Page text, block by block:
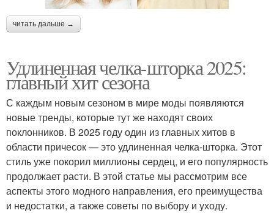
читать дальше →
Удлиненная челка-шторка 2025:
главный хит сезона
С каждым новым сезоном в мире моды появляются
новые тренды, которые тут же находят своих
поклонников. В 2025 году один из главных хитов в
области причесок — это удлиненная челка-шторка. Этот
стиль уже покорил миллионы сердец, и его популярность
продолжает расти. В этой статье мы рассмотрим все
аспекты этого модного направления, его преимущества
и недостатки, а также советы по выбору и уходу.